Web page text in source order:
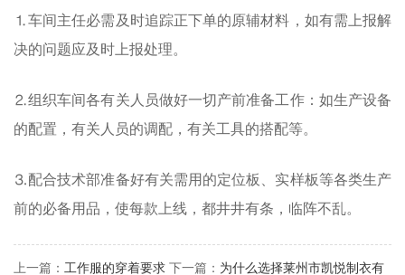
⒈车间主任必需及时追踪正下单的原辅材料，如有需上报解
决的问题应及时上报处理。
⒉组织车间各有关人员做好一切产前准备工作：如生产设备
的配置，有关人员的调配，有关工具的搭配等。
⒊配合技术部准备好有关需用的定位板、实样板等各类生产
前的必备用品，使每款上线，都井井有条，临阵不乱。
上一篇： 工作服的穿着要求 下一篇： 为什么选择莱州市凯悦制衣有